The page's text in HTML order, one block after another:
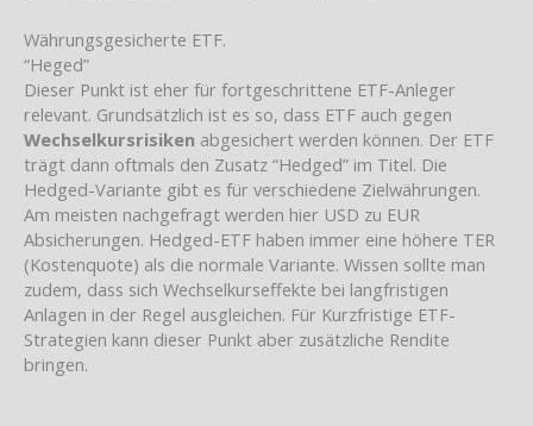
Währungsgesicherte ETF.
“Heged”
Dieser Punkt ist eher für fortgeschrittene ETF-Anleger
relevant. Grundsätzlich ist es so, dass ETF auch gegen
Wechselkursrisiken abgesichert werden können. Der ETF
trägt dann oftmals den Zusatz “Hedged” im Titel. Die
Hedged-Variante gibt es für verschiedene Zielwährungen.
Am meisten nachgefragt werden hier USD zu EUR
Absicherungen. Hedged-ETF haben immer eine höhere TER
(Kostenquote) als die normale Variante. Wissen sollte man
zudem, dass sich Wechselkurseffekte bei langfristigen
Anlagen in der Regel ausgleichen. Für Kurzfristige ETF-
Strategien kann dieser Punkt aber zusätzliche Rendite
bringen.